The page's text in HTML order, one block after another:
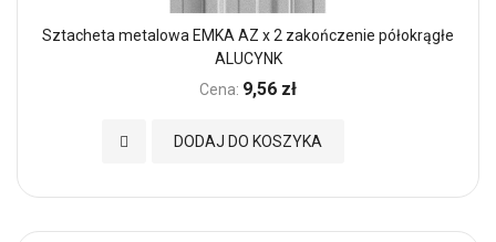
Sztacheta metalowa EMKA AZ x 2 zakończenie półokrągłe
ALUCYNK
Cena: 9,56 zł
DODAJ DO KOSZYKA
Dodaj do Ulubionych